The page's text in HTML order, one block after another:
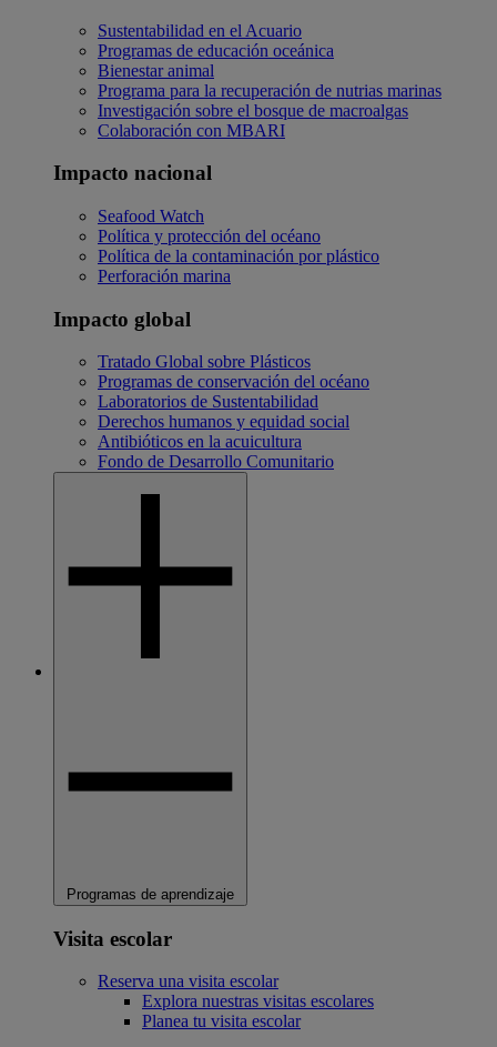
Sustentabilidad en el Acuario
Programas de educación oceánica
Bienestar animal
Programa para la recuperación de nutrias marinas
Investigación sobre el bosque de macroalgas
Colaboración con MBARI
Impacto nacional
Seafood Watch
Política y protección del océano
Política de la contaminación por plástico
Perforación marina
Impacto global
Tratado Global sobre Plásticos
Programas de conservación del océano
Laboratorios de Sustentabilidad
Derechos humanos y equidad social
Antibióticos en la acuicultura
Fondo de Desarrollo Comunitario
Programas de aprendizaje
Visita escolar
Reserva una visita escolar
Explora nuestras visitas escolares
Planea tu visita escolar